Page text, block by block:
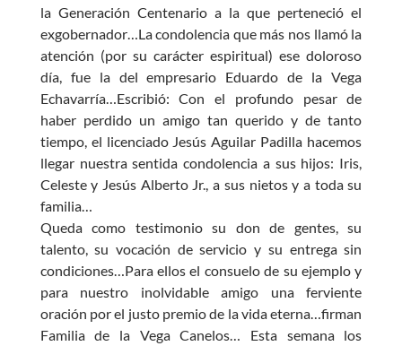
la Generación Centenario a la que perteneció el
exgobernador…La condolencia que más nos llamó la
atención (por su carácter espiritual) ese doloroso
día, fue la del empresario Eduardo de la Vega
Echavarría…Escribió: Con el profundo pesar de
haber perdido un amigo tan querido y de tanto
tiempo, el licenciado Jesús Aguilar Padilla hacemos
llegar nuestra sentida condolencia a sus hijos: Iris,
Celeste y Jesús Alberto Jr., a sus nietos y a toda su
familia…
Queda como testimonio su don de gentes, su
talento, su vocación de servicio y su entrega sin
condiciones…Para ellos el consuelo de su ejemplo y
para nuestro inolvidable amigo una ferviente
oración por el justo premio de la vida eterna…firman
Familia de la Vega Canelos… Esta semana los